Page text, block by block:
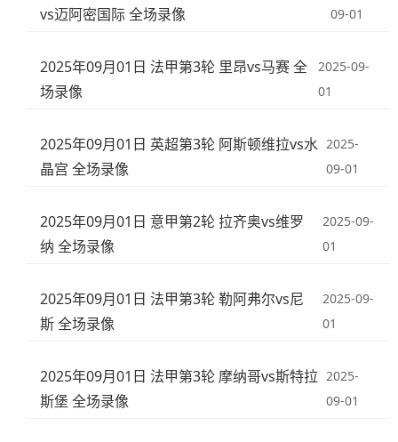
vs迈阿密国际 全场录像
09-01
2025年09月01日 法甲第3轮 里昂vs马赛 全
场录像
2025-09-
01
2025年09月01日 英超第3轮 阿斯顿维拉vs水
晶宫 全场录像
2025-
09-01
2025年09月01日 意甲第2轮 拉齐奥vs维罗
纳 全场录像
2025-09-
01
2025年09月01日 法甲第3轮 勒阿弗尔vs尼
斯 全场录像
2025-09-
01
2025年09月01日 法甲第3轮 摩纳哥vs斯特拉
斯堡 全场录像
2025-
09-01